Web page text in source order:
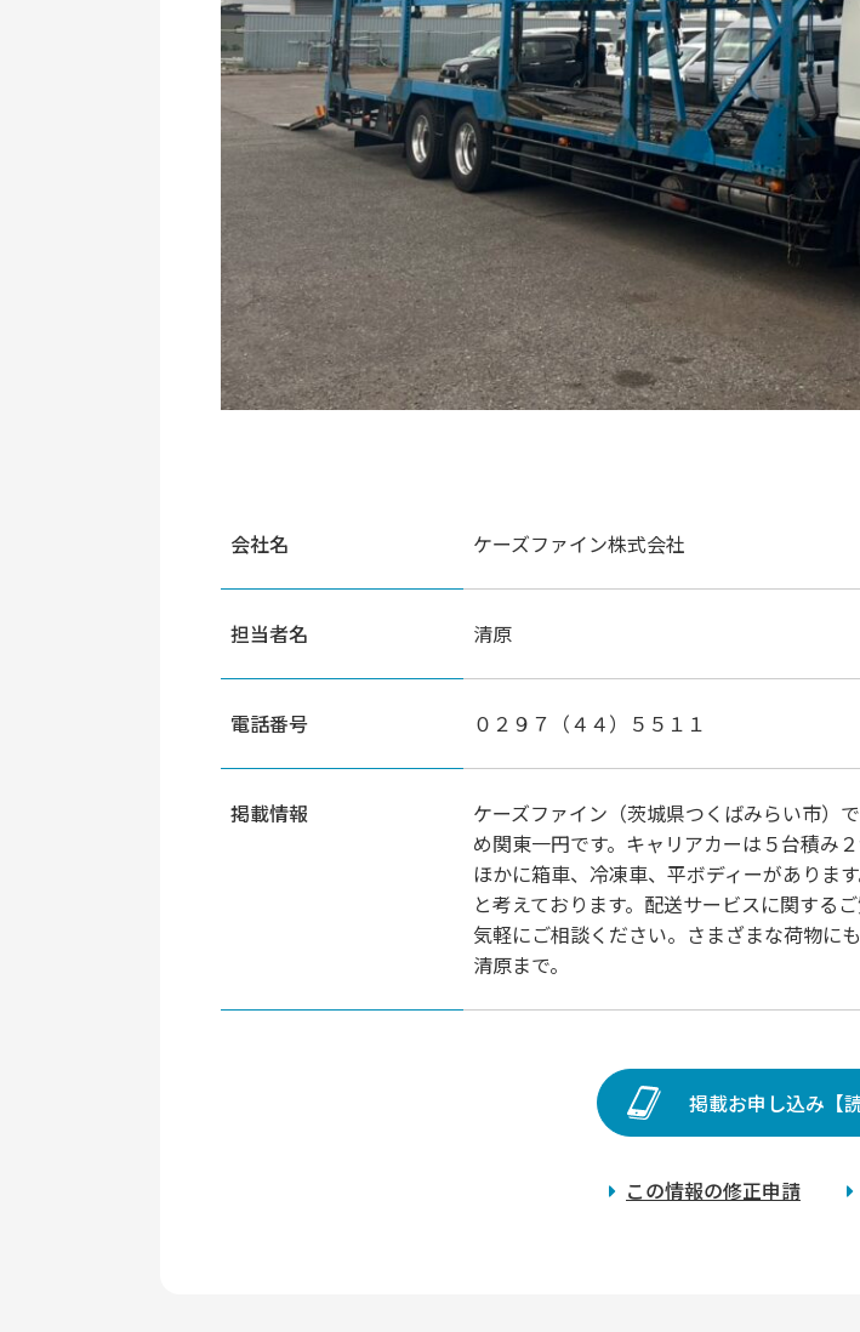
会社名 ケーズファイン株式会社
担当者名 清原
電話番号 ０２９７（４４）５５１１
掲載情報
ケーズファイン（茨城県つくばみらい市）
め関東一円です。キャリアカーは５台積み
ほかに箱車、冷凍車、平ボディーがありま
と考えております。配送サービスに関する
気軽にご相談ください。さまざまな荷物に
清原まで。
掲載お申し込み【
この情報の修正申請